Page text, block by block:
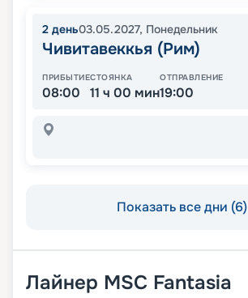
2 день03.05.2027, Понедельник
Чивитавеккья (Рим)
ПРИБЫТИЕ
08:00
СТОЯНКА
11 ч 00 мин
ОТПРАВЛЕНИЕ
19:00
Показать все дни (6)
Лайнер MSC Fantasia